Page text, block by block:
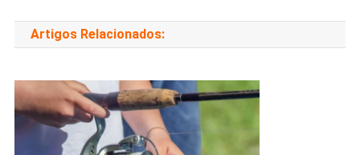
de
Post
Artigos Relacionados: